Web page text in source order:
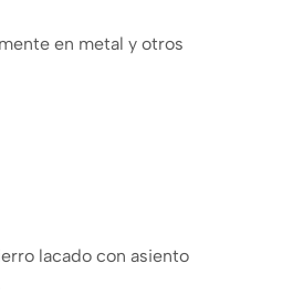
en metal y otros
lacado con asiento